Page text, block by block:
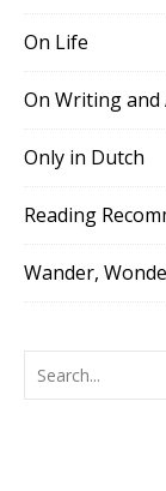
On Life
On Writing and
Only in Dutch
Reading
Wander,